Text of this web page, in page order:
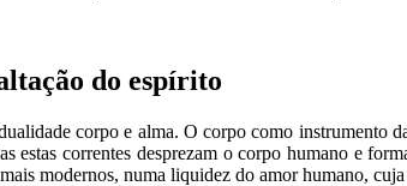
do espírito
corpo e alma. O corpo como instrumento
estas correntes desprezam o corpo humano e
modernos, numa liquidez do amor humano,